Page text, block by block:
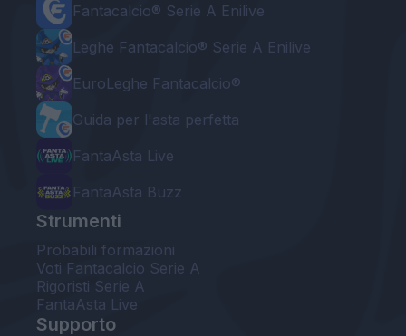
Fantacalcio® Serie A Enilive
Leghe Fantacalcio® Serie A Enilive
EuroLeghe Fantacalcio®
Guida per l'asta perfetta
FantaAsta Live
FantaAsta Buzz
Strumenti
Probabili formazioni
Voti Fantacalcio Serie A
Rigoristi Serie A
FantaAsta Live
Supporto